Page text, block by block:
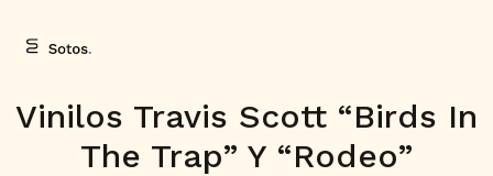
Vinilos Travis Scott “Birds In
The Trap” Y “Rodeo”